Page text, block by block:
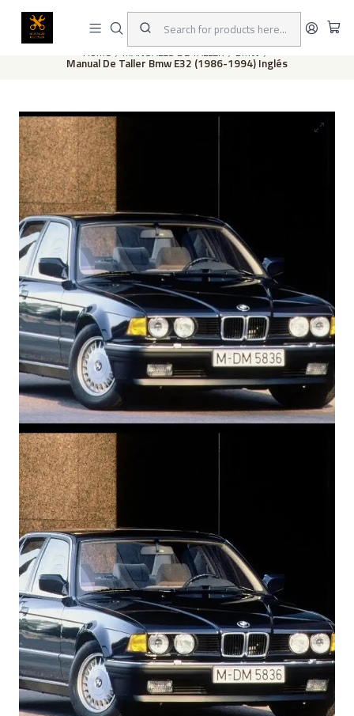
This is the slide text
Home MANUALES DE TALLER BMW
Manual De Taller Bmw E32 (1986-1994) Inglés